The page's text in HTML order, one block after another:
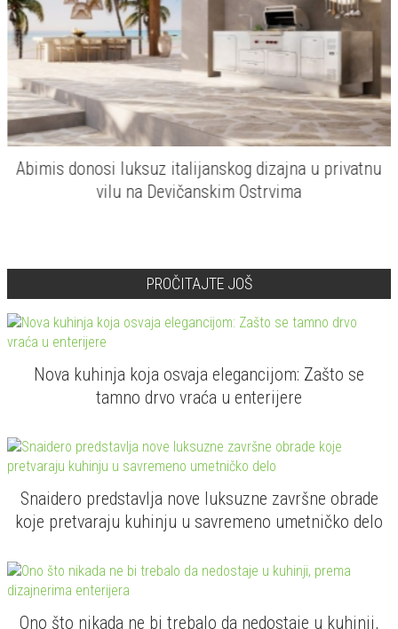
Abimis donosi luksuz italijanskog dizajna u privatnu
vilu na Devičanskim Ostrvima
PROČITAJTE JOŠ
Nova kuhinja koja osvaja elegancijom: Zašto se
tamno drvo vraća u enterijere
Snaidero predstavlja nove luksuzne završne obrade
koje pretvaraju kuhinju u savremeno umetničko delo
Ono što nikada ne bi trebalo da nedostaje u kuhinji,